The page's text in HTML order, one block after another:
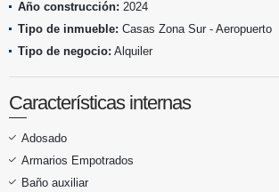
Año construcción: 2024
Tipo de inmueble: Casas Zona Sur - Aeropuerto
Tipo de negocio: Alquiler
Características internas
Adosado
Armarios Empotrados
Baño auxiliar